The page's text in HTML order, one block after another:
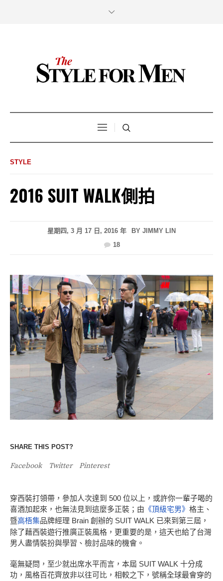
STYLE
2016 SUIT WALK側拍
星期四, 3 月 17 日, 2016 年 BY JIMMY LIN
18
SHARE THIS POST?
Facebook Twitter Pinterest
穿西裝打領帶，參加人次達到 500 位以上，或許你一輩子喝的
喜酒加起來，也無法見到這麼多正裝；由 《頂級宅男》 格主、
暨高梧集品牌經理 Brain 創辦的 SUIT WALK 已來到第三屆，
除了藉西裝遊行推廣正裝風格，更重要的是，這天也給了台灣
男人盡情裝扮與學習、檢討品味的機會。
毫無疑問，至少就出席水平而言，本屆 SUIT WALK 十分成
功，風格百花齊放非以往可比，相較之下，號稱全球最會穿的